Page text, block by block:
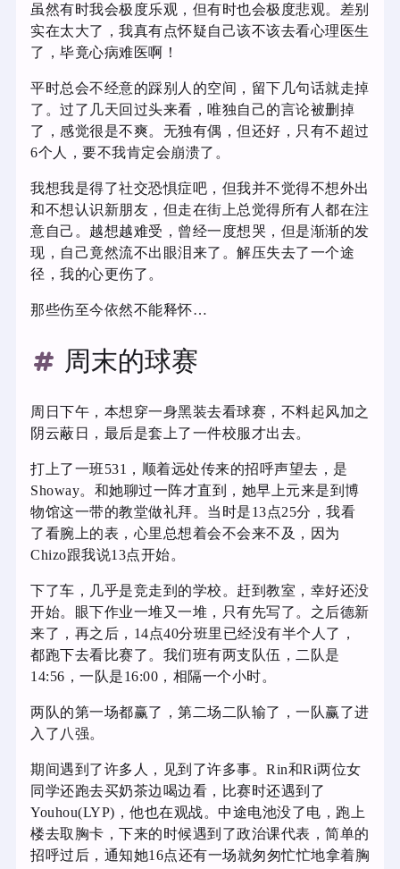
虽然有时我会极度乐观，但有时也会极度悲观。差别
实在太大了，我真有点怀疑自己该不该去看心理医生
了，毕竟心病难医啊！
平时总会不经意的踩别人的空间，留下几句话就走掉
了。过了几天回过头来看，唯独自己的言论被删掉
了，感觉很是不爽。无独有偶，但还好，只有不超过
6个人，要不我肯定会崩溃了。
我想我是得了社交恐惧症吧，但我并不觉得不想外出
和不想认识新朋友，但走在街上总觉得所有人都在注
意自己。越想越难受，曾经一度想哭，但是渐渐的发
现，自己竟然流不出眼泪来了。解压失去了一个途
径，我的心更伤了。
那些伤至今依然不能释怀…
周末的球赛
周日下午，本想穿一身黑装去看球赛，不料起风加之
阴云蔽日，最后是套上了一件校服才出去。
打上了一班531，顺着远处传来的招呼声望去，是
Showay。和她聊过一阵才直到，她早上元来是到博
物馆这一带的教堂做礼拜。当时是13点25分，我看
了看腕上的表，心里总想着会不会来不及，因为
Chizo跟我说13点开始。
下了车，几乎是竞走到的学校。赶到教室，幸好还没
开始。眼下作业一堆又一堆，只有先写了。之后德新
来了，再之后，14点40分班里已经没有半个人了，
都跑下去看比赛了。我们班有两支队伍，二队是
14:56，一队是16:00，相隔一个小时。
两队的第一场都赢了，第二场二队输了，一队赢了进
入了八强。
期间遇到了许多人，见到了许多事。Rin和Ri两位女
同学还跑去买奶茶边喝边看，比赛时还遇到了
Youhou(LYP)，他也在观战。中途电池没了电，跑上
楼去取胸卡，下来的时候遇到了政治课代表，简单的
招呼过后，通知她16点还有一场就匆匆忙忙地拿着胸